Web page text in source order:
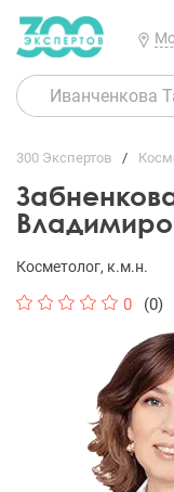
300 Экспертов
Косметолог, к.м.н.
0 (0)